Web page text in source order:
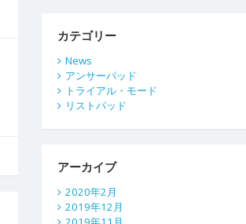
カテゴリー
News
アンサーパッド
トライアル・モード
リストパッド
アーカイブ
2020年2月
2019年12月